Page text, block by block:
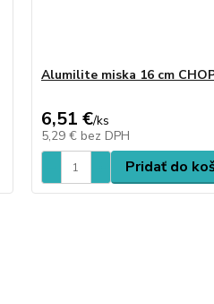
Alumilite miska 16 cm
6,51 €/ks
5,29 € bez DPH
Pridať do